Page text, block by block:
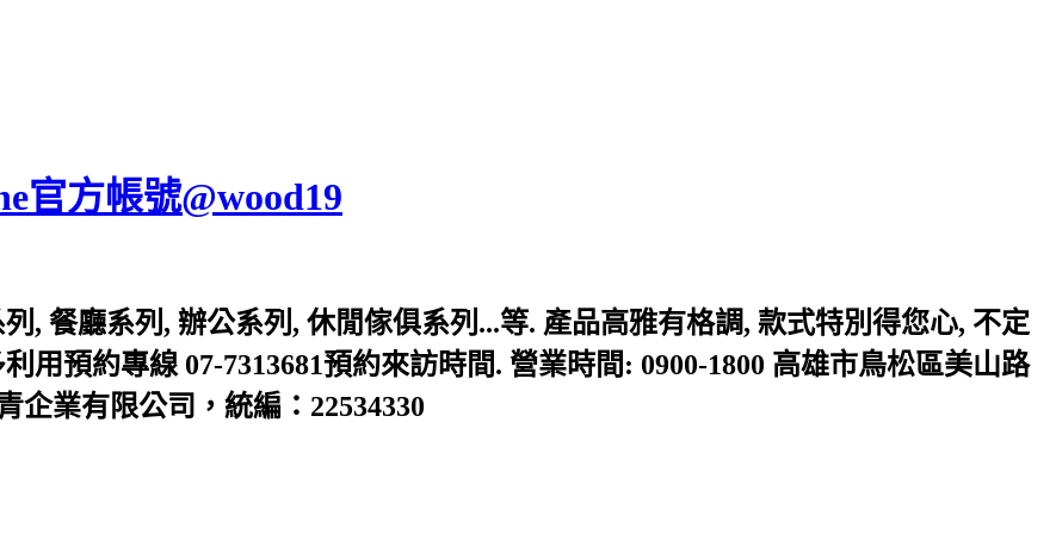
官方帳號@wood19
, 餐廳系列, 辦公系列, 休閒傢俱系列...等. 產品高雅有格調, 款式特別得您心, 不定
用預約專線 07-7313681預約來訪時間. 營業時間: 0900-1800 高雄市鳥松區美山路
企業有限公司，統編：22534330